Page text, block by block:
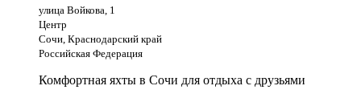
улица Войкова, 1
Центр
Сочи, Краснодарский край
Российская Федерация
Комфортная яхты в Сочи для отдыха с друзьями